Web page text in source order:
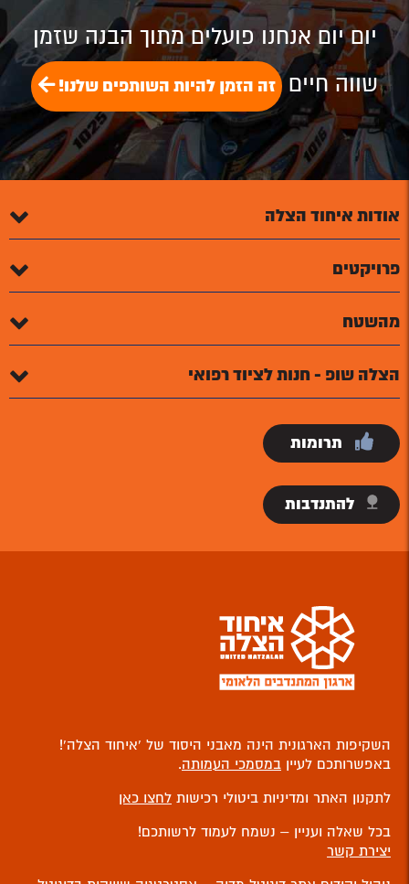
יום יום אנחנו פועלים מתוך הבנה שזמן
שווה חיים זה הזמן להיות השותפים שלנו!
אודות איחוד הצלה
פרויקטים
מהשטח
הצלה שופ - חנות לציוד רפואי
תרומות
להתנדבות
השקיפות הארגונית הינה מאבני היסוד של ‘איחוד הצלה’!
באפשרותכם לעיין במסמכי העמותה.
לתקנון האתר ומדיניות ביטולי רכישות לחצו כאן
בכל שאלה ועניין – נשמח לעמוד לרשותכם!
יצירת קשר